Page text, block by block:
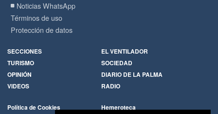
Noticias WhatsApp
Términos de uso
Protección de datos
SECCIONES
EL VENTILADOR
TURISMO
SOCIEDAD
OPINIÓN
DIARIO DE LA PALMA
VIDEOS
RADIO
Política de Cookies
Hemeroteca